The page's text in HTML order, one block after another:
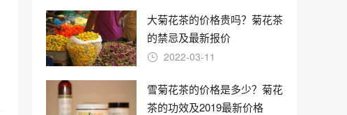
大菊花茶的价格贵吗？菊花茶
的禁忌及最新报价
2022-03-11
雪菊花茶的价格是多少？菊花
茶的功效及2019最新价格